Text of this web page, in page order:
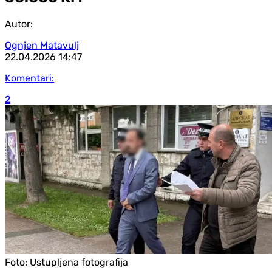
Autor:
Ognjen Matavulj
22.04.2026 14:47
Komentari:
2
Foto: Ustupljena fotografija